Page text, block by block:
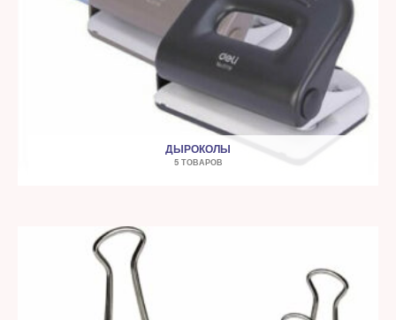
ДЫРОКОЛЫ
5 ТОВАРОВ